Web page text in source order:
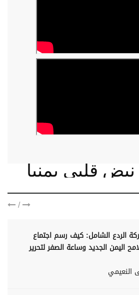
قلبي يمنيا
/
الردع الشامل: كيف رسم اجتماع
اليمن الجديد وساعة الصفر لتحرير